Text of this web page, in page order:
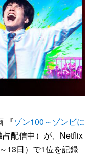
『ゾン100～ゾンビに
占配信中）が、Netflix
13日）で1位を記録